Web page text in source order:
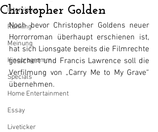
Interviews
Ranking
Meinung
Kinoprogramm
Specials
Home Entertainment
Essay
Liveticker
Christopher Golden
Noch bevor Christopher Goldens neuer
Horrorroman überhaupt erschienen ist,
hat sich Lionsgate bereits die Filmrechte
gesichert und Francis Lawrence soll die
Verfilmung von „Carry Me to My Grave“
übernehmen.